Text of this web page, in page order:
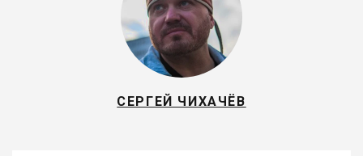
СЕРГЕЙ ЧИХАЧЁВ